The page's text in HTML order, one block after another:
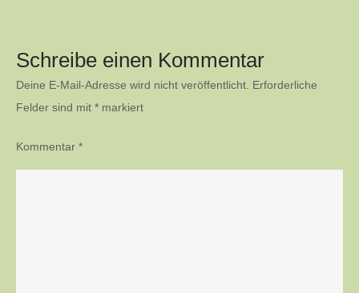
Schreibe einen Kommentar
Deine E-Mail-Adresse wird nicht veröffentlicht. Erforderliche
Felder sind mit * markiert
Kommentar *